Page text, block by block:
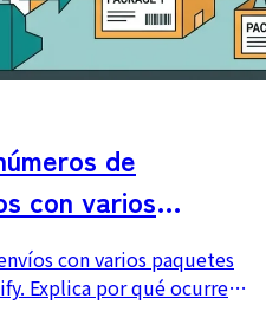
de
con varios
en Shopify
con varios paquetes
Explica por qué ocurren,